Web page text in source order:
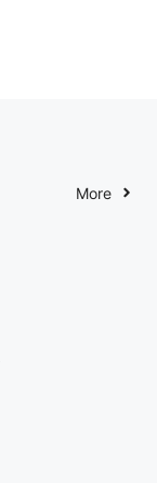
More